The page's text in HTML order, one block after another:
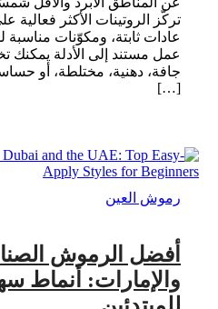
تركّز الروتينات الأكثر فعالية
عادات ثابتة، ومكوّنات مناسبة
عمل مستند إلى الأدلة
جافة، دهنية، مختلطة، أو
[…]
رموش العين
أفضل الرموش
والإمارات: أنماط